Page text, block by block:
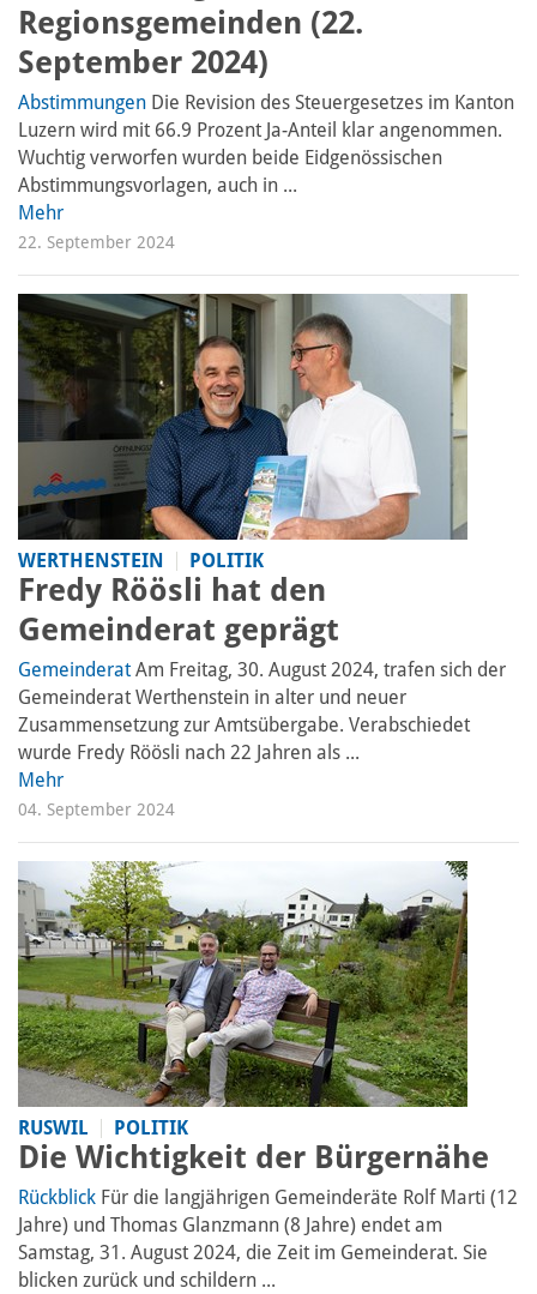
Regionsgemeinden (22.
September 2024)
Abstimmungen Die Revision des Steuergesetzes im Kanton
Luzern wird mit 66.9 Prozent Ja-Anteil klar angenommen.
Wuchtig verworfen wurden beide Eidgenössischen
Abstimmungsvorlagen, auch in ...
Mehr
22. September 2024
WERTHENSTEIN POLITIK
Fredy Röösli hat den
Gemeinderat geprägt
GemeinderatAm Freitag, 30. August 2024, trafen sich der
Gemeinderat Werthenstein in alter und neuer
Zusammensetzung zur Amtsübergabe. Verabschiedet
wurde Fredy Röösli nach 22 Jahren als ...
Mehr
04. September 2024
RUSWIL POLITIK
Die Wichtigkeit der Bürgernähe
Rückblick Für die langjährigen Gemeinderäte Rolf Marti (12
Jahre) und Thomas Glanzmann (8 Jahre) endet am
Samstag, 31. August 2024, die Zeit im Gemeinderat. Sie
blicken zurück und schildern ...